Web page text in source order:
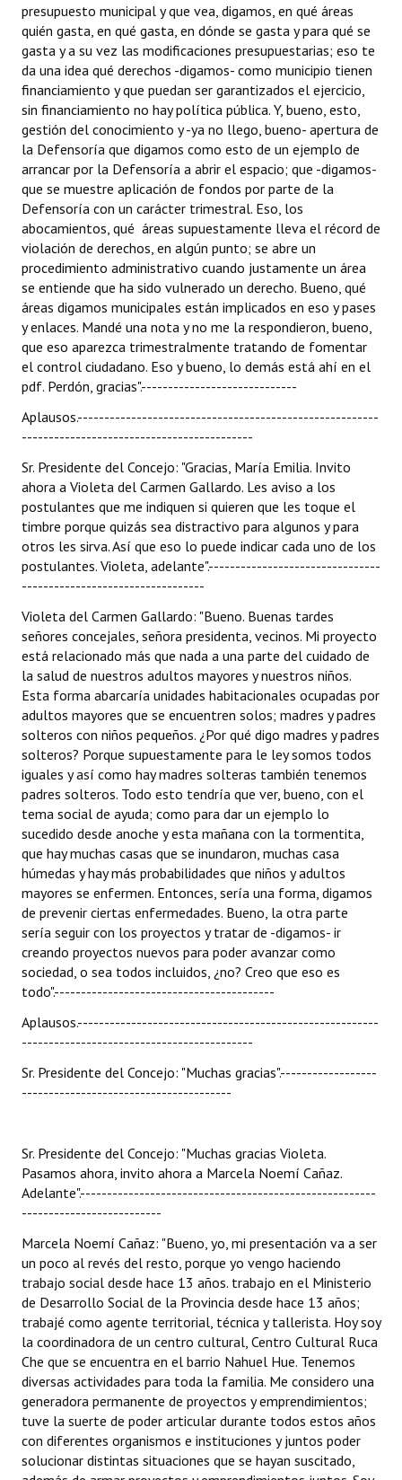
presupuesto municipal y que vea, digamos, en qué áreas
quién gasta, en qué gasta, en dónde se gasta y para qué se
gasta y a su vez las modificaciones presupuestarias; eso te
da una idea qué derechos -digamos- como municipio tienen
financiamiento y que puedan ser garantizados el ejercicio,
sin financiamiento no hay política pública. Y, bueno, esto,
gestión del conocimiento y -ya no llego, bueno- apertura de
la Defensoría que digamos como esto de un ejemplo de
arrancar por la Defensoría a abrir el espacio; que -digamos-
que se muestre aplicación de fondos por parte de la
Defensoría con un carácter trimestral. Eso, los
abocamientos, qué áreas supuestamente lleva el récord de
violación de derechos, en algún punto; se abre un
procedimiento administrativo cuando justamente un área
se entiende que ha sido vulnerado un derecho. Bueno, qué
áreas digamos municipales están implicados en eso y pases
y enlaces. Mandé una nota y no me la respondieron, bueno,
que eso aparezca trimestralmente tratando de fomentar
el control ciudadano. Eso y bueno, lo demás está ahí en el
pdf. Perdón, gracias".-----------------------------
Aplausos.--------------------------------------------------------
-------------------------------------------
Sr. Presidente del Concejo: "Gracias, María Emilia. Invito
ahora a Violeta del Carmen Gallardo. Les aviso a los
postulantes que me indiquen si quieren que les toque el
timbre porque quizás sea distractivo para algunos y para
otros les sirva. Así que eso lo puede indicar cada uno de los
postulantes. Violeta, adelante".--------------------------------
----------------------------------
Violeta del Carmen Gallardo: "Bueno. Buenas tardes
señores concejales, señora presidenta, vecinos. Mi proyecto
está relacionado más que nada a una parte del cuidado de
la salud de nuestros adultos mayores y nuestros niños.
Esta forma abarcaría unidades habitacionales ocupadas por
adultos mayores que se encuentren solos; madres y padres
solteros con niños pequeños. ¿Por qué digo madres y padres
solteros? Porque supuestamente para le ley somos todos
iguales y así como hay madres solteras también tenemos
padres solteros. Todo esto tendría que ver, bueno, con el
tema social de ayuda; como para dar un ejemplo lo
sucedido desde anoche y esta mañana con la tormentita,
que hay muchas casas que se inundaron, muchas casa
húmedas y hay más probabilidades que niños y adultos
mayores se enfermen. Entonces, sería una forma, digamos
de prevenir ciertas enfermedades. Bueno, la otra parte
sería seguir con los proyectos y tratar de -digamos- ir
creando proyectos nuevos para poder avanzar como
sociedad, o sea todos incluidos, ¿no? Creo que eso es
todo".-----------------------------------------
Aplausos.--------------------------------------------------------
-------------------------------------------
Sr. Presidente del Concejo: "Muchas gracias".------------------
---------------------------------------
Sr. Presidente del Concejo: "Muchas gracias Violeta.
Pasamos ahora, invito ahora a Marcela Noemí Cañaz.
Adelante".-------------------------------------------------------
--------------------------
Marcela Noemí Cañaz: "Bueno, yo, mi presentación va a ser
un poco al revés del resto, porque yo vengo haciendo
trabajo social desde hace 13 años. trabajo en el Ministerio
de Desarrollo Social de la Provincia desde hace 13 años;
trabajé como agente territorial, técnica y tallerista. Hoy soy
la coordinadora de un centro cultural, Centro Cultural Ruca
Che que se encuentra en el barrio Nahuel Hue. Tenemos
diversas actividades para toda la familia. Me considero una
generadora permanente de proyectos y emprendimientos;
tuve la suerte de poder articular durante todos estos años
con diferentes organismos e instituciones y juntos poder
solucionar distintas situaciones que se hayan suscitado,